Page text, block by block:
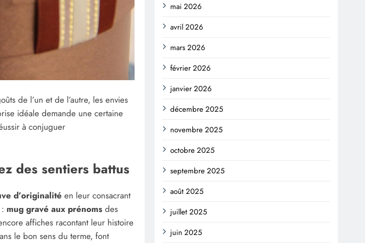
de l’un et de l’autre, les envies
idéale demande une certaine
à conjuguer
des sentiers battus
d’originalité en leur consacrant
mug gravé aux prénoms des
affiches racontant leur histoire
le bon sens du terme, font
mai 2026
avril 2026
mars 2026
février 2026
janvier 2026
décembre 2025
novembre 2025
octobre 2025
septembre 2025
août 2025
juillet 2025
juin 2025